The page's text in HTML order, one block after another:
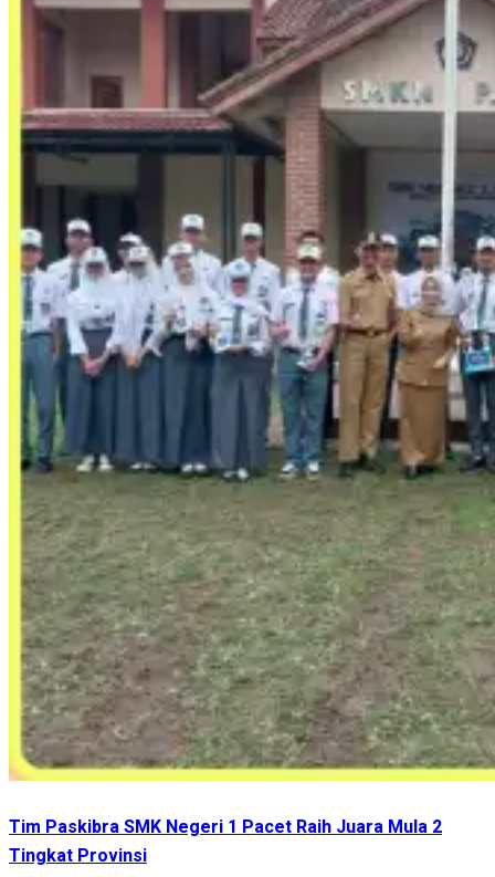
Tim Paskibra SMK Negeri 1 Pacet Raih Juara Mula 2
Tingkat Provinsi